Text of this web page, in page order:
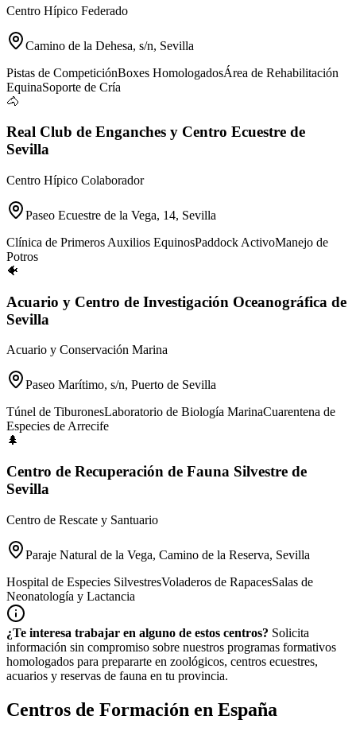
Centro Hípico Federado
Camino de la Dehesa, s/n, Sevilla
Pistas de CompeticiónBoxes HomologadosÁrea de Rehabilitación
EquinaSoporte de Cría
🐴
Real Club de Enganches y Centro Ecuestre de
Sevilla
Centro Hípico Colaborador
Paseo Ecuestre de la Vega, 14, Sevilla
Clínica de Primeros Auxilios EquinosPaddock ActivoManejo de
Potros
🐠
Acuario y Centro de Investigación Oceanográfica de
Sevilla
Acuario y Conservación Marina
Paseo Marítimo, s/n, Puerto de Sevilla
Túnel de TiburonesLaboratorio de Biología MarinaCuarentena de
Especies de Arrecife
🌲
Centro de Recuperación de Fauna Silvestre de
Sevilla
Centro de Rescate y Santuario
Paraje Natural de la Vega, Camino de la Reserva, Sevilla
Hospital de Especies SilvestresVoladeros de RapacesSalas de
Neonatología y Lactancia
¿Te interesa trabajar en alguno de estos centros? Solicita
información sin compromiso sobre nuestros programas formativos
homologados para prepararte en zoológicos, centros ecuestres,
acuarios y reservas de fauna en tu provincia.
Centros de Formación en España